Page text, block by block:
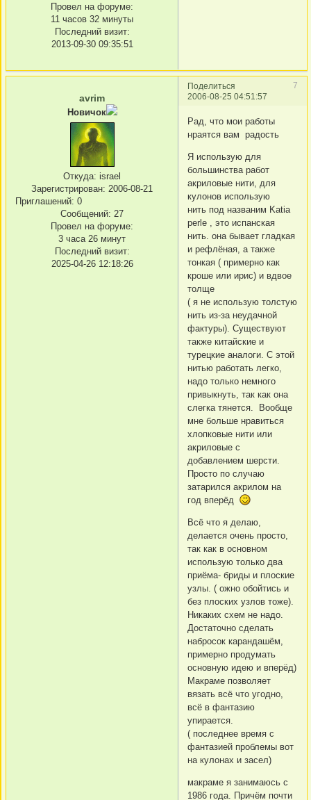
Провел на форуме:
11 часов 32 минуты
Последний визит:
2013-09-30 09:35:51
Поделиться
7
2006-08-25 04:51:57
avrim
Новичок
Откуда: israel
Зарегистрирован: 2006-08-21
Приглашений: 0
Сообщений: 27
Провел на форуме:
3 часа 26 минут
Последний визит:
2025-04-26 12:18:26
Рад, что мои работы
нраятся вам радость
Я использую для
большинства работ
акриловые нити, для
кулонов использую
нить под названим Katia
perle , это испанская
нить. она бывает гладкая
и рефлёная, а также
тонкая ( примерно как
кроше или ирис) и вдвое
толще
( я не использую толстую
нить из-за неудачной
фактуры). Существуют
также китайские и
турецкие аналоги. С этой
нитью работать легко,
надо только немного
привыкнуть, так как она
слегка тянется. Вообще
мне больше нравиться
хлопковые нити или
акриловые с
добавлением шерсти.
Просто по случаю
затарился акрилом на
год вперёд
Всё что я делаю,
делается очень просто,
так как в основном
использую только два
приёма- бриды и плоские
узлы. ( ожно обойтись и
без плоских узлов тоже).
Никаких схем не надо.
Достаточно сделать
набросок карандашём,
примерно продумать
основную идею и вперёд)
Макраме позволяет
вязать всё что угодно,
всё в фантазию
упирается.
( последнее время с
фантазией проблемы вот
на кулонах и засел)
макраме я занимаюсь с
1986 года. Причём почти